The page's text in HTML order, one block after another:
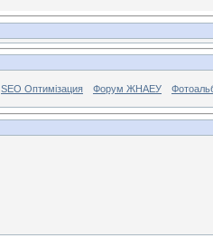
SEO Оптимізация Форум ЖНАЕУ